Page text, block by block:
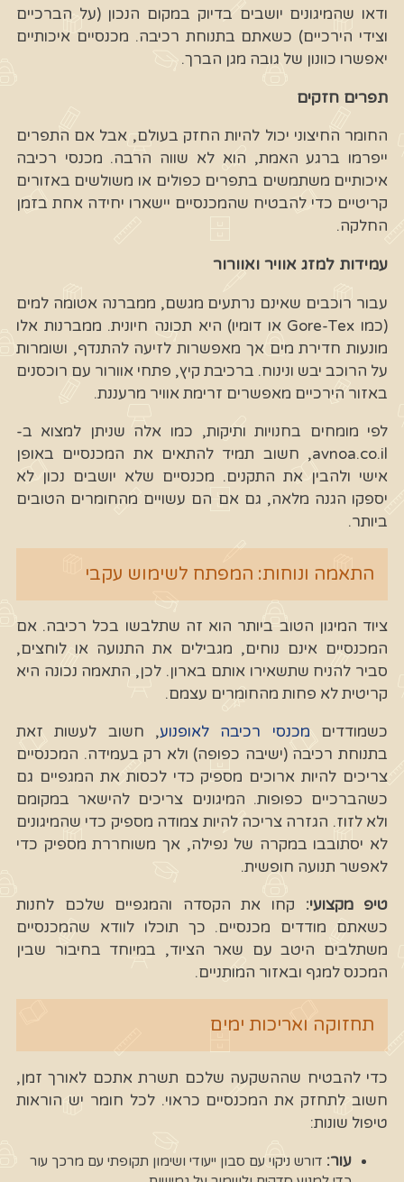
ודאו שהמיגונים יושבים בדיוק במקום הנכון (על הברכיים
וצידי הירכיים) כשאתם בתנוחת רכיבה. מכנסיים איכותיים
יאפשרו כוונון של גובה מגן הברך.
תפרים חזקים
החומר החיצוני יכול להיות החזק בעולם, אבל אם התפרים
ייפרמו ברגע האמת, הוא לא שווה הרבה. מכנסי רכיבה
איכותיים משתמשים בתפרים כפולים או משולשים באזורים
קריטיים כדי להבטיח שהמכנסיים יישארו יחידה אחת בזמן
החלקה.
עמידות למזג אוויר ואוורור
עבור רוכבים שאינם נרתעים מגשם, ממברנה אטומה למים
(כמו Gore-Tex או דומיו) היא תכונה חיונית. ממברנות אלו
מונעות חדירת מים אך מאפשרות לזיעה להתנדף, ושומרות
על הרוכב יבש ונינוח. ברכיבת קיץ, פתחי אוורור עם רוכסנים
באזור הירכיים מאפשרים זרימת אוויר מרעננת.
לפי מומחים בחנויות ותיקות, כמו אלה שניתן למצוא ב-
avnoa.co.il, חשוב תמיד להתאים את המכנסיים באופן
אישי ולהבין את התקנים. מכנסיים שלא יושבים נכון לא
יספקו הגנה מלאה, גם אם הם עשויים מהחומרים הטובים
ביותר.
התאמה ונוחות: המפתח לשימוש עקבי
ציוד המיגון הטוב ביותר הוא זה שתלבשו בכל רכיבה. אם
המכנסיים אינם נוחים, מגבילים את התנועה או לוחצים,
סביר להניח שתשאירו אותם בארון. לכן, התאמה נכונה היא
קריטית לא פחות מהחומרים עצמם.
כשמודדים מכנסי רכיבה לאופנוע, חשוב לעשות זאת
בתנוחת רכיבה (ישיבה כפופה) ולא רק בעמידה. המכנסיים
צריכים להיות ארוכים מספיק כדי לכסות את המגפיים גם
כשהברכיים כפופות. המיגונים צריכים להישאר במקומם
ולא לזוז. הגזרה צריכה להיות צמודה מספיק כדי שהמיגונים
לא יסתובבו במקרה של נפילה, אך משוחררת מספיק כדי
לאפשר תנועה חופשית.
טיפ מקצועי: קחו את הקסדה והמגפיים שלכם לחנות
כשאתם מודדים מכנסיים. כך תוכלו לוודא שהמכנסיים
משתלבים היטב עם שאר הציוד, במיוחד בחיבור שבין
המכנס למגף ובאזור המותניים.
תחזוקה ואריכות ימים
כדי להבטיח שההשקעה שלכם תשרת אתכם לאורך זמן,
חשוב לתחזק את המכנסיים כראוי. לכל חומר יש הוראות
טיפול שונות:
עור: דורש ניקוי עם סבון ייעודי ושימון תקופתי עם מרכך עור